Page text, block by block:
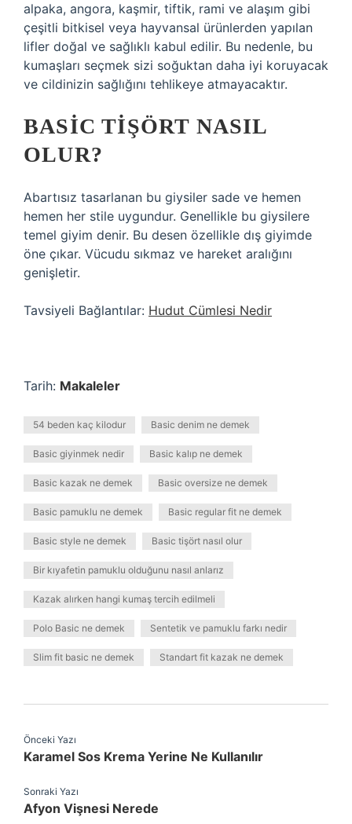
alpaka, angora, kaşmir, tiftik, rami ve alaşım gibi
çeşitli bitkisel veya hayvansal ürünlerden yapılan
lifler doğal ve sağlıklı kabul edilir. Bu nedenle, bu
kumaşları seçmek sizi soğuktan daha iyi koruyacak
ve cildinizin sağlığını tehlikeye atmayacaktır.
BASIC TIŞÖRT NASIL
OLUR?
Abartısız tasarlanan bu giysiler sade ve hemen
hemen her stile uygundur. Genellikle bu giysilere
temel giyim denir. Bu desen özellikle dış giyimde
öne çıkar. Vücudu sıkmaz ve hareket aralığını
genişletir.
Tavsiyeli Bağlantılar: Hudut Cümlesi Nedir
Tarih: Makaleler
54 beden kaç kilodur Basic denim ne demek
Basic giyinmek nedir Basic kalıp ne demek
Basic kazak ne demek Basic oversize ne demek
Basic pamuklu ne demek Basic regular fit ne demek
Basic style ne demek Basic tişört nasıl olur
Bir kıyafetin pamuklu olduğunu nasıl anlarız
Kazak alırken hangi kumaş tercih edilmeli
Polo Basic ne demek Sentetik ve pamuklu farkı nedir
Slim fit basic ne demek Standart fit kazak ne demek
Önceki Yazı
Karamel Sos Krema Yerine Ne Kullanılır
Sonraki Yazı
Afyon Vişnesi Nerede